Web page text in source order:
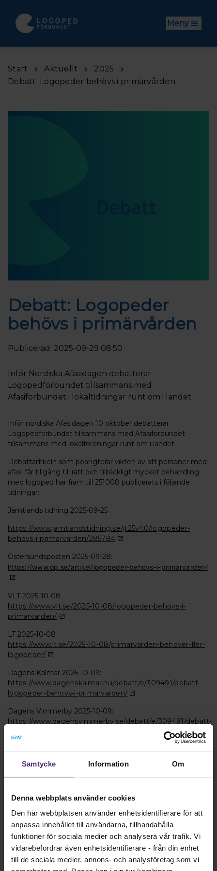
Samtycke Information Om
Denna webbplats använder cookies
Den här webbplatsen använder enhetsidentifierare för att
anpassa innehållet till användarna, tillhandahålla
funktioner för sociala medier och analysera vår trafik. Vi
vidarebefordrar även enhetsidentifierare - från din enhet
till de sociala medier, annons- och analysföretag som vi
Meny
Start Aktuellt
2025
Debatt: Logopeder behövs i primärvården
Debatt: Logopeder
behövs i primärvården
Publicerad: 2025-09-29 08:50
Inför Nordiska Afasidagen debatterar
Logopedförbundet tillsammans med
Afasiförbundet i lokaltidningar runt om i landet.
Inför nordiska Afasidagen 10 oktober debatterar
Logopedförbundet tillsammans med Afasiförbundet
tillsammans med lokalföreningar runt om i landet.
Debattartikeln som poängterar vikten av att personer med
afasi får tillgång till rätt och tillräckligt mycket behandling
med logoped har fram till 251008 publicerats i följande
tidningar:
Jämtlands tidning 2025-09-25
https://www.jamtlandstidning.se/jt25v40/logopeder-
behovs-i-primarvarden/285784
Östersundsposten 2025-09-28:
https://www.op.se/artikel/logopeder-behovs-i-primarvarden/
VLT 2025-10-08
https://www.vlt.se/2025-10-08/logopeder-behovs-i-
primarvarden/
LT 2025-10-08
https://www.lt.se/2025-10-08/primarvarden-behover-fler-
logopeder/
Dagens Kalmar 2025-10-09:
https://www.dagenskalmar.nu/debatt/e/309491/debatt-
logopeder-behovs-i-primarvarden/
Dagens Vimmerby 2025-10-09:
https://www.dagensvimmerby.se/debatt/e/309491/debatt-
Dagens Västervik 2025-10-09
https://www.dagensvastervik.se/debatt/e/309491/debatt-
logopeder-behovs-i-primarvarden/
https://www.dagenshultsfred.se/debatt/e/309491/debatt-
logopeder-behovs-i-primarvarden/
Västerbottenkuriren 2025-10-09
https://www.vk.se/2025-10-09/debatt-logopeder-behovs-
i-primarvarden-e534f
Hudiksvalls tidning 2025-10-09